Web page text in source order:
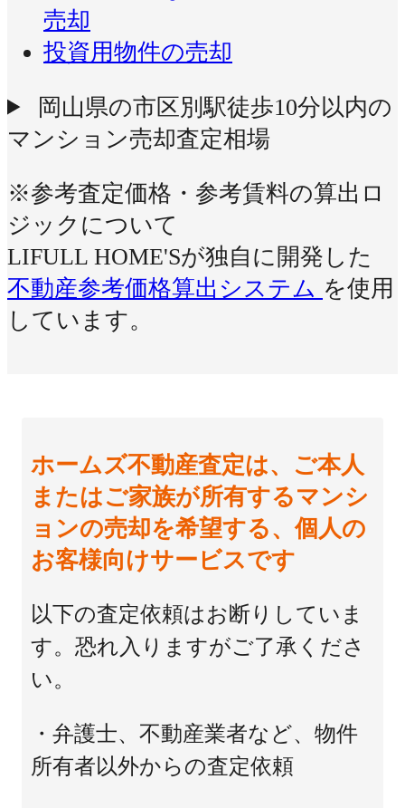
売却
投資用物件の売却
岡山県の市区別駅徒歩10分以内の
マンション売却査定相場
※参考査定価格・参考賃料の算出ロ
ジックについて
LIFULL HOME'Sが独自に開発した
不動産参考価格算出システム を使用
しています。
ホームズ不動産査定は、ご本人
またはご家族が所有するマンシ
ョンの売却を希望する、個人の
お客様向けサービスです
以下の査定依頼はお断りしていま
す。恐れ入りますがご了承くださ
い。
・弁護士、不動産業者など、物件
所有者以外からの査定依頼